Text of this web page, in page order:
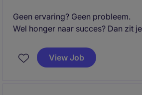
Geen ervaring? Geen probleem.
Wel honger naar succes? Dan zit
View Job